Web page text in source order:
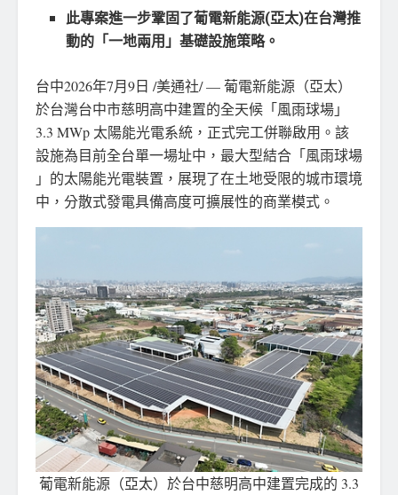
此專案進一步鞏固了葡電新能源(亞太)在台灣推
動的「一地兩用」基礎設施策略。
台中2026年7月9日 /美通社/ — 葡電新能源（亞太）
於台灣台中市慈明高中建置的全天候「風雨球場」
3.3 MWp 太陽能光電系統，正式完工併聯啟用。該
設施為目前全台單一場址中，最大型結合「風雨球場
」的太陽能光電裝置，展現了在土地受限的城市環境
中，分散式發電具備高度可擴展性的商業模式。
葡電新能源（亞太）於台中慈明高中建置完成的 3.3